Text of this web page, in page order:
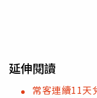
延伸閱讀
常客連續11